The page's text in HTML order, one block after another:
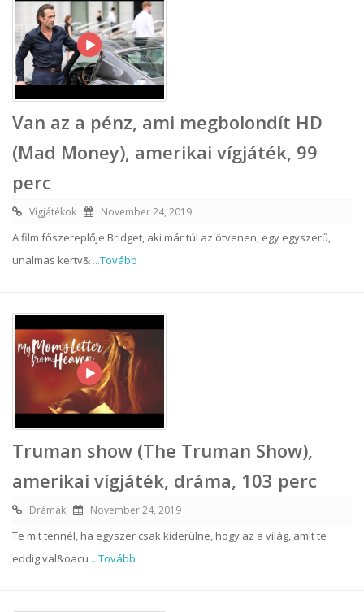
Van az a pénz, ami megbolondít HD
(Mad Money), amerikai vígjáték, 99
perc
Vígjátékok November 24, 2019
A film főszereplője Bridget, aki már túl az ötvenen, egy egyszerű,
unalmas kertv& ...Tovább
Truman show (The Truman Show),
amerikai vígjáték, dráma, 103 perc
Drámák November 24, 2019
Te mit tennél, ha egyszer csak kiderülne, hogy az a világ, amit te
eddig val&oacu ...Tovább